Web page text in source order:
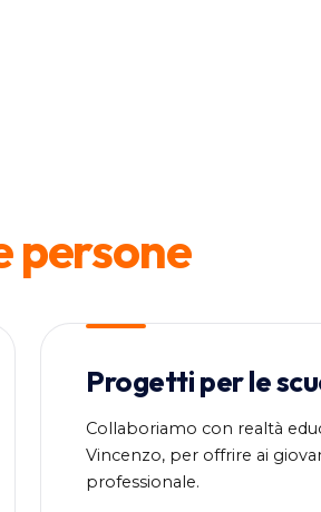
persone
Progetti per le
Collaboriamo con realtà
Vincenzo, per offrire ai
professionale.